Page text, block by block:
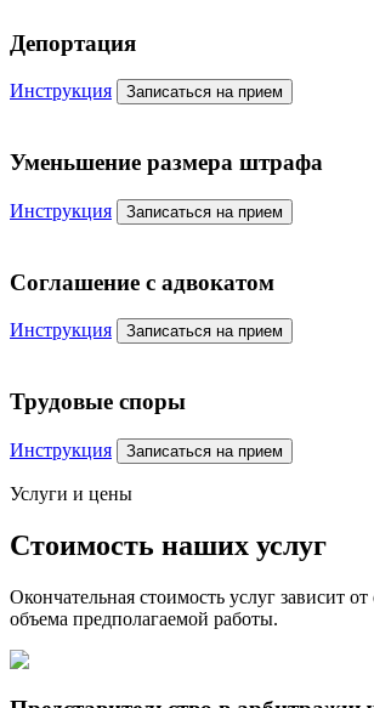
Депортация
Инструкция Записаться на прием
Уменьшение размера штрафа
Инструкция Записаться на прием
Соглашение с адвокатом
Инструкция Записаться на прием
Трудовые споры
Инструкция Записаться на прием
Услуги и цены
Стоимость наших услуг
Окончательная стоимость услуг зависит
объема предполагаемой работы.